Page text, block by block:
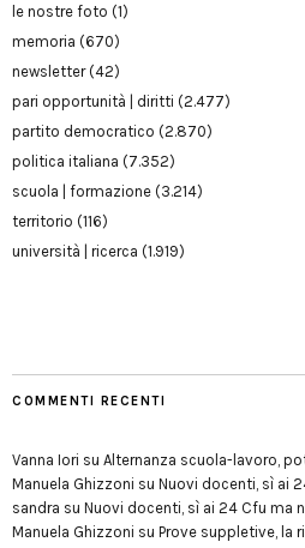
le nostre foto (1)
memoria (670)
newsletter(42)
pari opportunità | diritti (2.477)
partito democratico (2.870)
politica italiana (7.352)
scuola | formazione (3.214)
territorio (116)
università | ricerca (1.919)
COMMENTI RECENTI
Vanna Iori su Alternanza scuola-lavoro,
Manuela Ghizzoni su Nuovi docenti, sì ai
sandra su Nuovi docenti, sì ai 24 Cfu ma
Manuela Ghizzoni su Prove suppletive, la